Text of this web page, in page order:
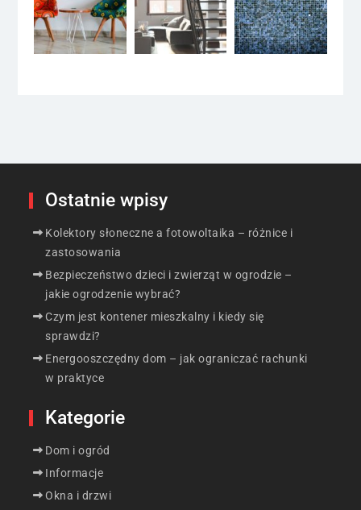
Ostatnie wpisy
Kolektory słoneczne a fotowoltaika – różnice i
zastosowania
Bezpieczeństwo dzieci i zwierząt w ogrodzie –
jakie ogrodzenie wybrać?
Czym jest kontener mieszkalny i kiedy się
sprawdzi?
Energooszczędny dom – jak ograniczać rachunki
w praktyce
Kategorie
Dom i ogród
Informacje
Okna i drzwi